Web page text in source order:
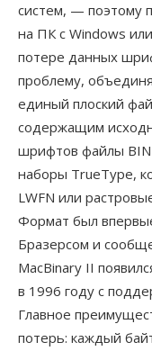
систем, — поэтому
на ПК с Windows
потере данных
проблему,
единый плоский
содержащим
шрифтов файлы
наборы TrueType,
LWFN или
Формат был
Бразерсом и
MacBinary II
в 1996 году с
Главное
потерь: каждый